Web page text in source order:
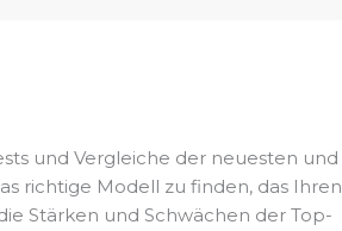
und Vergleiche der neuesten und
richtige Modell zu finden, das Ihren
Stärken und Schwächen der Top-